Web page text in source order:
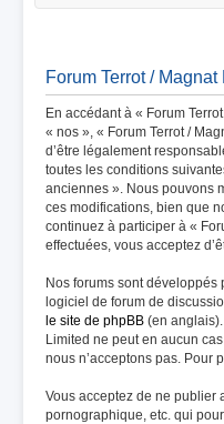
Forum Terrot /
En accédant à « Forum
« nos », « Forum Terrot /
d’être légalement
toutes les conditions
anciennes ». Nous pouvons
ces modifications, bien que
continuez à participer à «
effectuées, vous acceptez
Nos forums sont
logiciel de forum de
le site de phpBB (en
Limited ne peut en aucun
nous n’acceptons pas. Pour
Vous acceptez de ne publier
pornographique, etc. qui